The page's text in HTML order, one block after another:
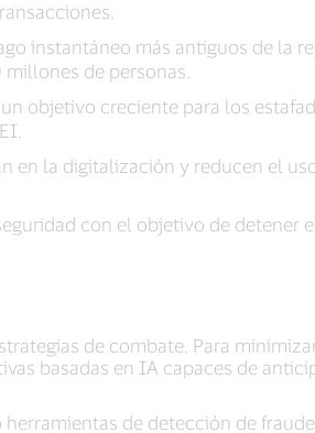
instantáneo más antiguos de la
de personas.
objetivo creciente para los
en la digitalización y reducen el
con el objetivo de detener
de combate. Para
basadas en IA capaces de
de detección de